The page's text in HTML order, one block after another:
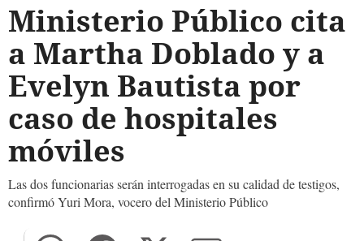
Ministerio Público cita
a Martha Doblado y a
Evelyn Bautista por
caso de hospitales
móviles
Las dos funcionarias serán interrogadas en su calidad de testigos,
confirmó Yuri Mora, vocero del Ministerio Público